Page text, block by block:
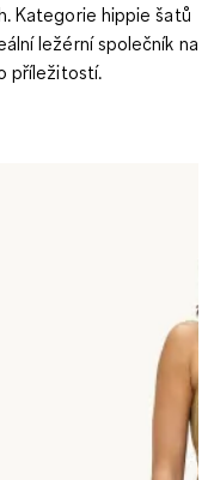
Kategorie hippie šatů
ležérní společník na
příležitostí.